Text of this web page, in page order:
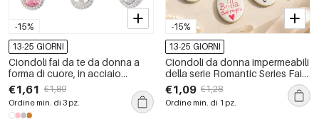
-15%
13-25 GIORNI
Ciondoli fai da te da donna a
forma di cuore, in acciaio
inossidabile impermeabile color
oro con strass e zirconi, della
serie Luxury Series.
€1,61 €1,89
Ordine min. di 3 pz.
-15%
13-25 GIORNI
Ciondoli da donna impermeabili
della serie Romantic Series Fai
da te con lettere, cuori,
rettangolari ed ellittici in acciaio
inossidabile.
€1,09 €1,28
Ordine min. di 1 pz.